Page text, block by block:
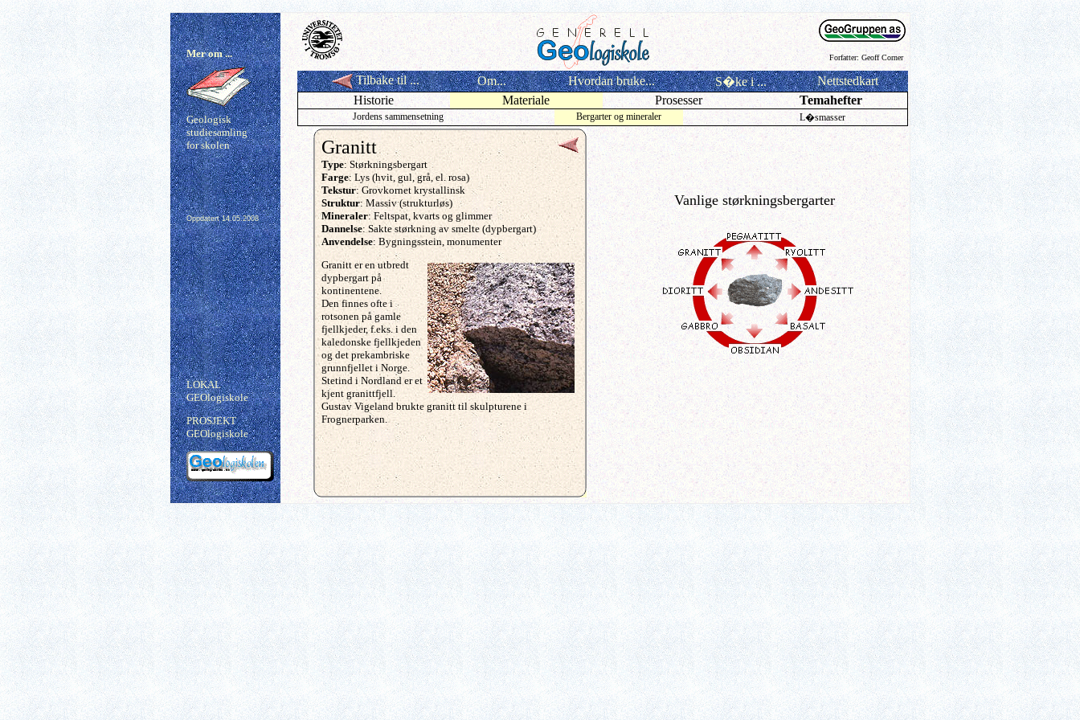
Mer om ...
Geologisk
studiesamling
for skolen
Oppdatert14.05.2008
LOKAL
GEOlogiskole
PROSJEKT
GEOlogiskole
Forfatter: Geoff Corner
Tilbake til ... Om... Hvordan bruke... S�ke i ...
Nettstedkart
Historie
Materiale Prosesser Temahefter
Jordens sammensetning Bergarter og mineraler L�smasser
Granitt
Type: Størkningsbergart
Farge: Lys (hvit, gul, grå, el. rosa)
Tekstur: Grovkornet krystallinsk
Struktur: Massiv (strukturløs)
Mineraler: Feltspat, kvarts og glimmer
Dannelse: Sakte størkning av smelte (dypbergart)
Anvendelse: Bygningsstein, monumenter
Granitt er en utbredt
dypbergart på
kontinentene.
Den finnes ofte i
rotsonen på gamle
fjellkjeder, f.eks. i den
kaledonske fjellkjeden
og det prekambriske
grunnfjellet i Norge.
Stetind i Nordland er et
kjent granittfjell.
Gustav Vigeland brukte granitt til skulpturene i
Frognerparken.
Vanlige størkningsbergarter